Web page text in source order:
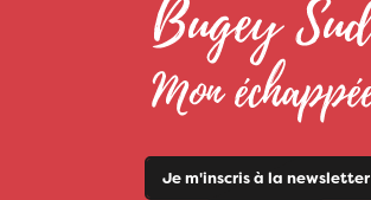
Je m'inscris à la newsletter